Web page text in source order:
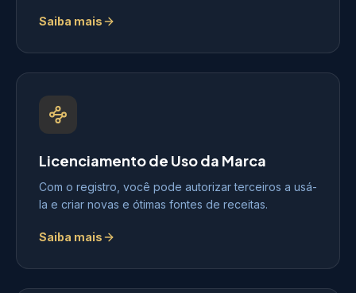
Saiba mais
Licenciamento de Uso da Marca
Com o registro, você pode autorizar terceiros a usá-
la e criar novas e ótimas fontes de receitas.
Saiba mais